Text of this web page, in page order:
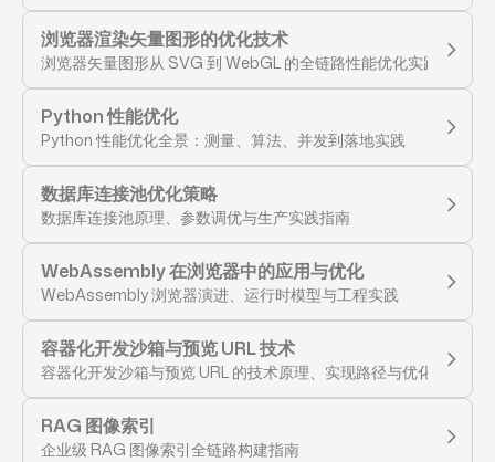
浏览器渲染矢量图形的优化技术
浏览器矢量图形从 SVG 到 WebGL 的全链路性能优化实践
Python 性能优化
Python 性能优化全景：测量、算法、并发到落地实践
数据库连接池优化策略
数据库连接池原理、参数调优与生产实践指南
WebAssembly 在浏览器中的应用与优化
WebAssembly 浏览器演进、运行时模型与工程实践
容器化开发沙箱与预览 URL 技术
容器化开发沙箱与预览 URL 的技术原理、实现路径与优化实践
RAG 图像索引
企业级 RAG 图像索引全链路构建指南